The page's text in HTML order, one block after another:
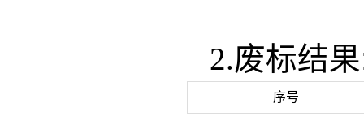
2.废标结果
序号